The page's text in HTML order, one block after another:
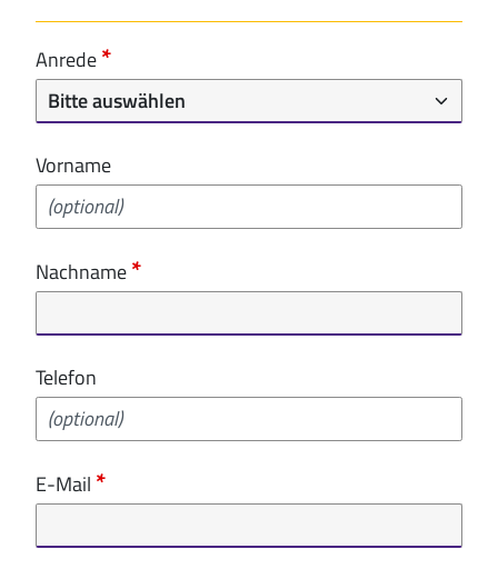
Anrede
Vorname
Nachname
Telefon
E-Mail